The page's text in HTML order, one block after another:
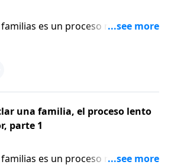
es un proceso más lento,
lleno de desafíos de lo que
deben hacer para que la
tenga éxito con los hijos. Ron
una familia, el proceso lento
parte 1
es un proceso más lento,